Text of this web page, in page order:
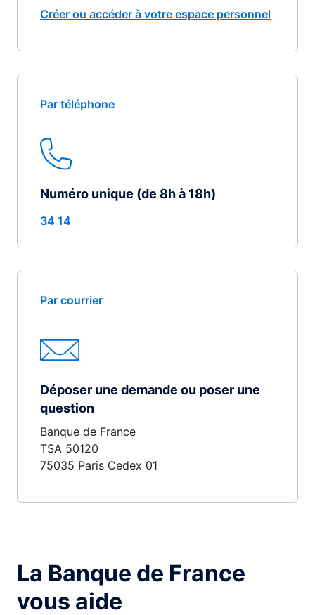
Créer ou accéder à votre espace personnel
Par téléphone
Numéro unique (de 8h à 18h)
34 14
Par courrier
Déposer une demande ou poser une
question
Banque de France
TSA 50120
75035 Paris Cedex 01
La Banque de France
vous aide